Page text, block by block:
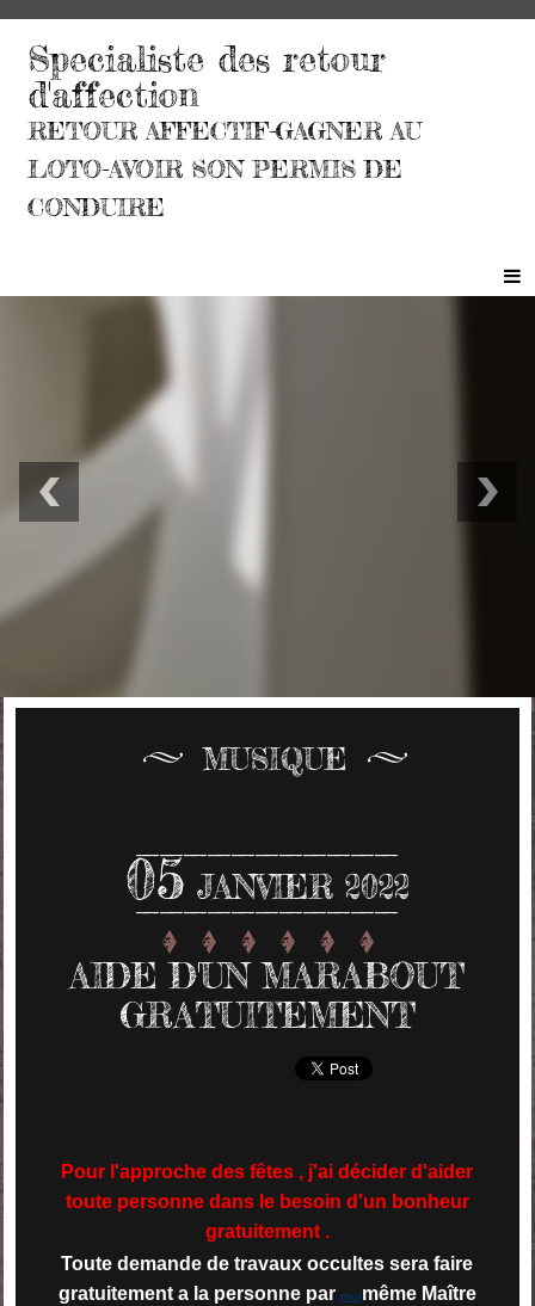
Specialiste des retour
d'affection
RETOUR AFFECTIF-GAGNER AU
LOTO-AVOIR SON PERMIS DE
CONDUIRE
MUSIQUE
05 JANVIER 2022
AIDE D'UN MARABOUT
GRATUITEMENT
Pour l'approche des fêtes , j'ai décider d'aider
toute personne dans le besoin d'un bonheur
gratuitement .
Toute demande de travaux occultes sera faire
gratuitement a la personne par moimême Maître